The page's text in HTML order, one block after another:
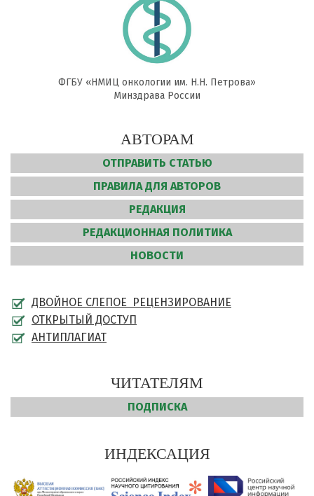
ФГБУ «НМИЦ онкологии им. Н.Н. Петрова»
Минздрава России
АВТОРАМ
ОТПРАВИТЬ СТАТЬЮ
ПРАВИЛА ДЛЯ АВТОРОВ
РЕДАКЦИЯ
РЕДАКЦИОННАЯ ПОЛИТИКА
НОВОСТИ
ДВОЙНОЕ СЛЕПОЕ РЕЦЕНЗИРОВАНИЕ
ОТКРЫТЫЙ ДОСТУП
АНТИПЛАГИАТ
ЧИТАТЕЛЯМ
ПОДПИСКА
ИНДЕКСАЦИЯ